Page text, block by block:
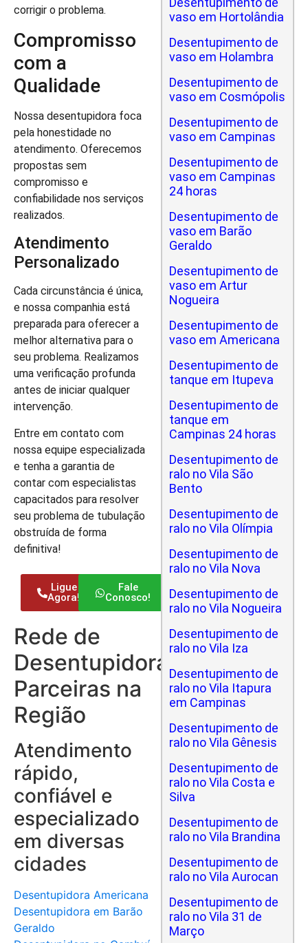
corrigir o problema.
Compromisso
com a
Qualidade
Nossa desentupidora foca
pela honestidade no
atendimento. Oferecemos
propostas sem
compromisso e
confiabilidade nos serviços
realizados.
Atendimento
Personalizado
Cada circunstância é única,
e nossa companhia está
preparada para oferecer a
melhor alternativa para o
seu problema. Realizamos
uma verificação profunda
antes de iniciar qualquer
intervenção.
Entre em contato com
nossa equipe especializada
e tenha a garantia de
contar com especialistas
capacitados para resolver
seu problema de tubulação
obstruída de forma
definitiva!
Ligue
Agora!
Fale
Conosco!
Rede de
Desentupidoras
Parceiras na
Região
Atendimento
rápido,
confiável e
especializado
em diversas
cidades
Desentupidora Americana
Desentupidora em Barão
Geraldo
vaso em Hortolândia
Desentupimento de
vaso em Holambra
Desentupimento de
vaso em Cosmópolis
Desentupimento de
vaso em Campinas
Desentupimento de
vaso em Campinas
24 horas
Desentupimento de
vaso em Barão
Geraldo
Desentupimento de
vaso em Artur
Nogueira
Desentupimento de
vaso em Americana
Desentupimento de
tanque em Itupeva
Desentupimento de
tanque em
Campinas 24 horas
Desentupimento de
ralo no Vila São
Bento
Desentupimento de
ralo no Vila Olímpia
Desentupimento de
ralo no Vila Nova
Desentupimento de
ralo no Vila Nogueira
Desentupimento de
ralo no Vila Iza
Desentupimento de
ralo no Vila Itapura
em Campinas
Desentupimento de
ralo no Vila Gênesis
Desentupimento de
ralo no Vila Costa e
Silva
Desentupimento de
ralo no Vila Brandina
Desentupimento de
ralo no Vila Aurocan
Desentupimento de
ralo no Vila 31 de
Março